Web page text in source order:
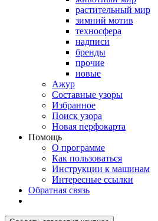
растительный мир
зимний мотив
техносфера
надписи
бренды
прочие
новые
Ажур
Составные узоры
Избранное
Поиск узора
Новая перфокарта
Помощь
О программе
Как пользоваться
Инструкции к машинам
Интересные ссылки
Обратная связь